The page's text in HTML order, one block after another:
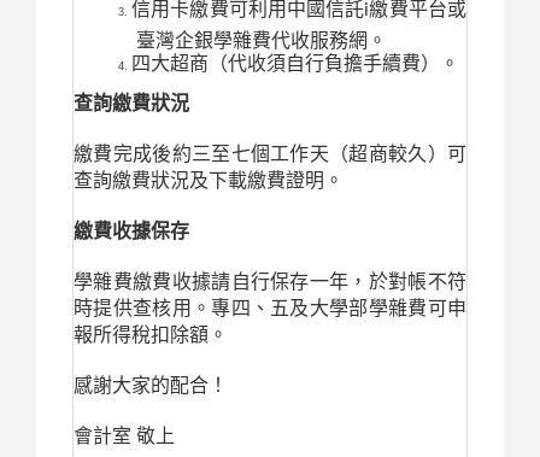
信用卡繳費可利用中國信託i繳費平台或
臺灣企銀學雜費代收服務網。
四大超商（代收須自行負擔手續費）。
查詢繳費狀況
繳費完成後約三至七個工作天（超商較久）可
查詢繳費狀況及下載繳費證明。
繳費收據保存
學雜費繳費收據請自行保存一年，於對帳不符
時提供查核用。專四、五及大學部學雜費可申
報所得稅扣除額。
感謝大家的配合！
會計室 敬上